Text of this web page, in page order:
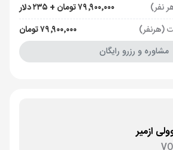
نفر)
۷۹٬۹۰۰٬۰۰۰ تومان + ۲۳۵ دلار
(هرنفر)
۷۹٬۹۰۰٬۰۰۰ تومان
مشاوره و رزرو رایگان
ازمیر